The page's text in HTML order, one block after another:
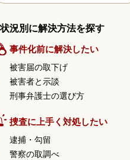
状況別に解決方法を探す
事件化前に解決したい
被害届の取下げ
被害者と示談
刑事弁護士の選び方
捜査に上手く対処したい
逮捕・勾留
警察の取調べ